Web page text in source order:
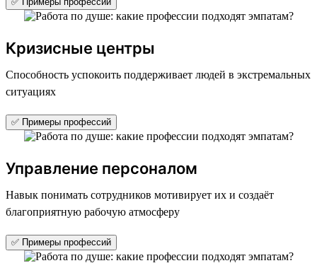
Кризисные центры
Способность успокоить поддерживает людей в экстремальных
ситуациях
✅ Примеры профессий
Управление персоналом
Навык понимать сотрудников мотивирует их и создаёт
благоприятную рабочую атмосферу
✅ Примеры профессий